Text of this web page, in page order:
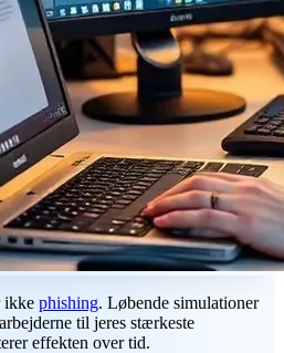
ikke phishing. Løbende simulationer
til jeres stærkeste
effekten over tid.